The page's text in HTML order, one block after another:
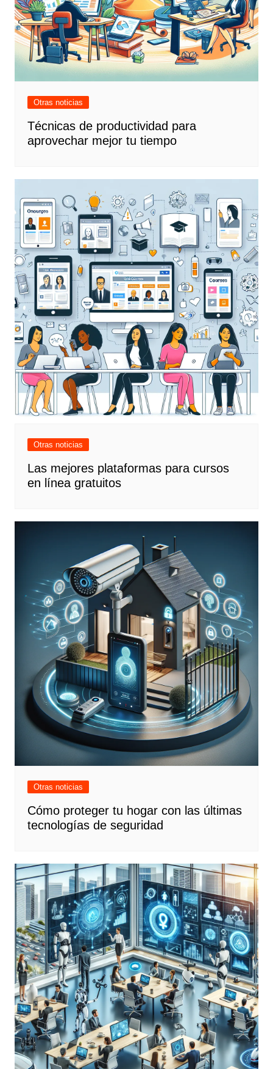
Otras noticias
Técnicas de productividad para
aprovechar mejor tu tiempo
Otras noticias
Las mejores plataformas para cursos
en línea gratuitos
Otras noticias
Cómo proteger tu hogar con las últimas
tecnologías de seguridad